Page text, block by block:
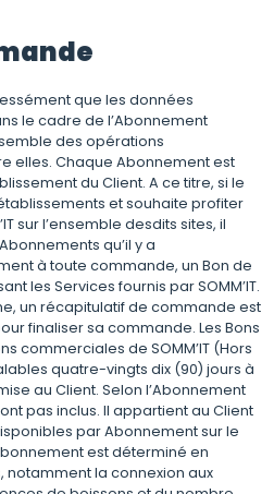
que les données
le cadre de l’Abonnement
des opérations
elles. Chaque Abonnement est
du Client. A ce titre, si le
et souhaite profiter
sur l’ensemble desdits sites, il
qu’il y a
à toute commande, un Bon de
les Services fournis par SOMM’IT.
un récapitulatif de commande est
finaliser sa commande. Les Bons
commerciales de SOMM’IT (Hors
quatre-vingts dix (90) jours à
au Client. Selon l’Abonnement
pas inclus. Il appartient au Client
par Abonnement sur le
est déterminé en
notamment la connexion aux